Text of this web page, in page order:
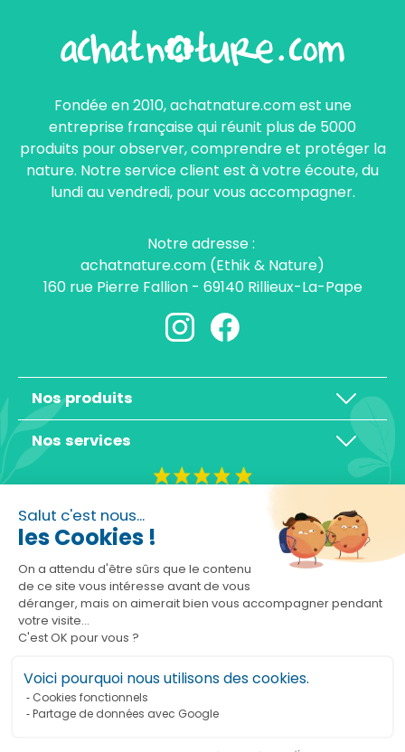
Salut c'est nous...
les Cookies !
On a attendu d'être sûrs que le contenu
de ce site vous intéresse avant de vous
déranger, mais on aimerait bien vous accompagner pendant
votre visite...
C'est OK pour vous ?
Voici pourquoi nous utilisons des cookies.
Cookies fonctionnels
Partage de données avec Google
Fondée en 2010, achatnature.com est une
entreprise française qui réunit plus de 5000
produits pour observer, comprendre et protéger la
nature. Notre service client est à votre écoute, du
lundi au vendredi, pour vous accompagner.
Notre adresse :
achatnature.com (Ethik & Nature)
160 rue Pierre Fallion - 69140 Rillieux-La-Pape
Nos produits
Nos services